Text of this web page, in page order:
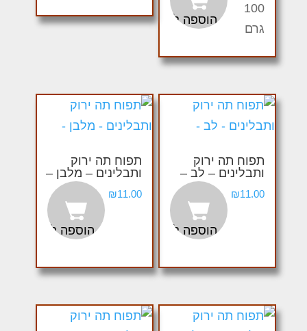
הוספה לסל
100
גרם
תפוח תה ירוק
ותבלינים – לב –
₪11.00
הוספה לסל
תפוח תה ירוק
ותבלינים – מלבן –
₪11.00
הוספה לסל